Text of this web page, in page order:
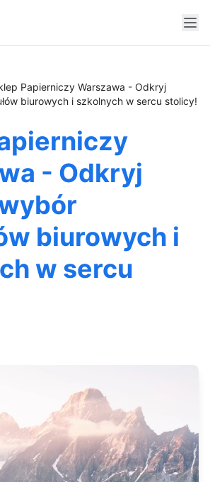
Papierniczy Warszawa - Odkryj
biurowych i szkolnych w sercu stolicy!
- Odkryj
biurowych i
w sercu